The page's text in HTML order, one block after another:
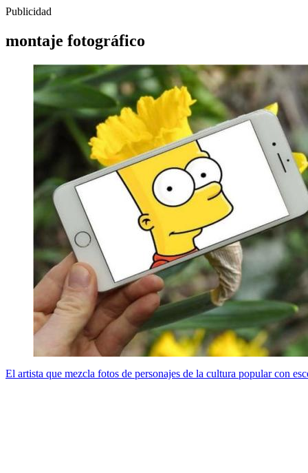
Publicidad
montaje fotográfico
El artista que mezcla fotos de personajes de la cultura popular con